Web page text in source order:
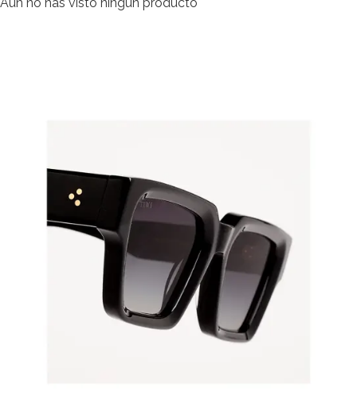
Aún no has visto ningún producto